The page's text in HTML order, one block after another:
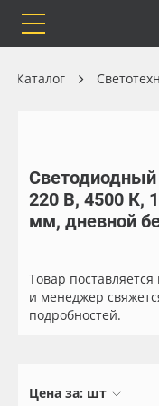
Каталог
Orafol
Бренды
Доставка
Весь каталог
Рулонные
Самоклеящиеся
Листовые материалы
Каталог
Светодиодный
220 В, 4500 К,
мм, дневной
Товар поставляется
и менеджер
подробностей.
Цена за: шт